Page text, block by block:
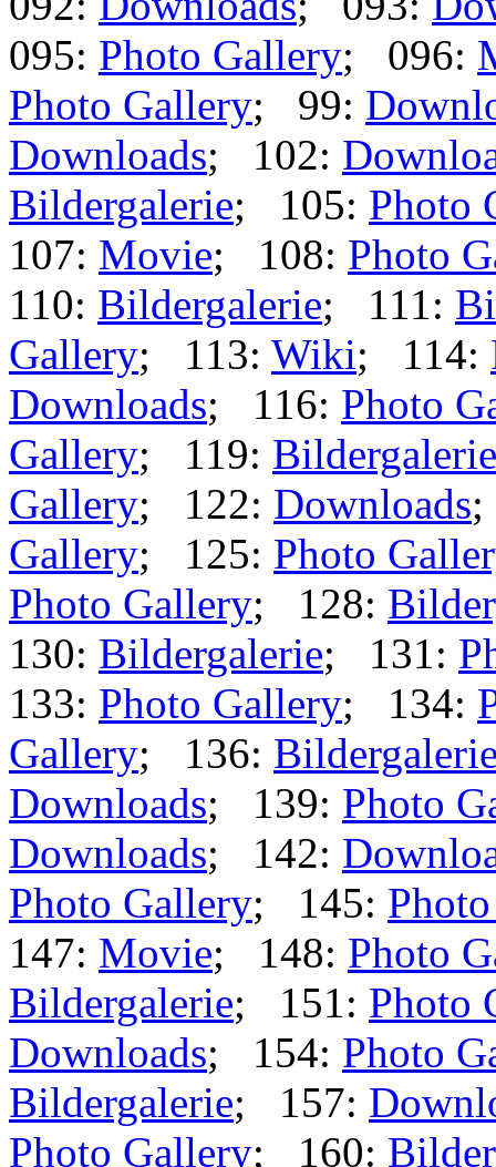
095: Photo Gallery; 096:
Photo Gallery; 99:
Downloads; 102:
Bildergalerie; 105: Photo
107: Movie; 108: Photo
110: Bildergalerie; 111:
Gallery; 113: Wiki; 114:
Downloads; 116: Photo
Gallery; 119: Bildergalerie
Gallery; 122: Downloads
Gallery; 125: Photo
Photo Gallery; 128:
130: Bildergalerie; 131:
133: Photo Gallery; 134:
Gallery; 136:
Downloads; 139: Photo
Downloads; 142:
Photo Gallery; 145:
147: Movie; 148: Photo
Bildergalerie; 151: Photo
Downloads; 154: Photo
Bildergalerie; 157:
Photo Gallery; 160: